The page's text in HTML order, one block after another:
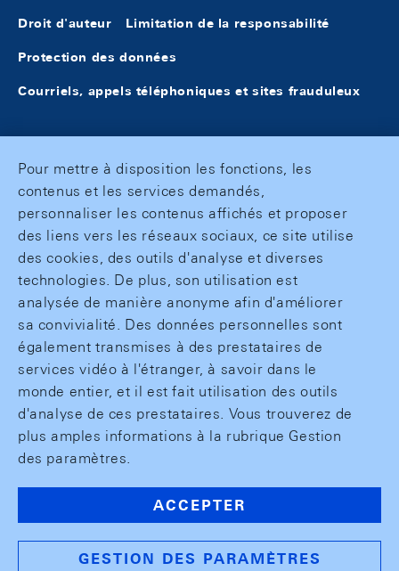
Droit d'auteur Limitation de la responsabilité
Protection des données
Courriels, appels téléphoniques et sites frauduleux
Pour mettre à disposition les fonctions, les
contenus et les services demandés,
personnaliser les contenus affichés et proposer
des liens vers les réseaux sociaux, ce site utilise
des cookies, des outils d'analyse et diverses
technologies. De plus, son utilisation est
analysée de manière anonyme afin d'améliorer
sa convivialité. Des données personnelles sont
également transmises à des prestataires de
services vidéo à l'étranger, à savoir dans le
monde entier, et il est fait utilisation des outils
d'analyse de ces prestataires. Vous trouverez de
plus amples informations à la rubrique Gestion
des paramètres.
ACCEPTER
GESTION DES PARAMÈTRES